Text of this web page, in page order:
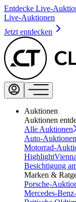
Entdecke Live-
Live-Auktionen
Jetzt entdecken
Auktionen
Auktionen
Alle Auktionen
Auto-Auktionen
Motorrad-
Highlight
Besichtigung
Marken &
Porsche-
Mercedes-